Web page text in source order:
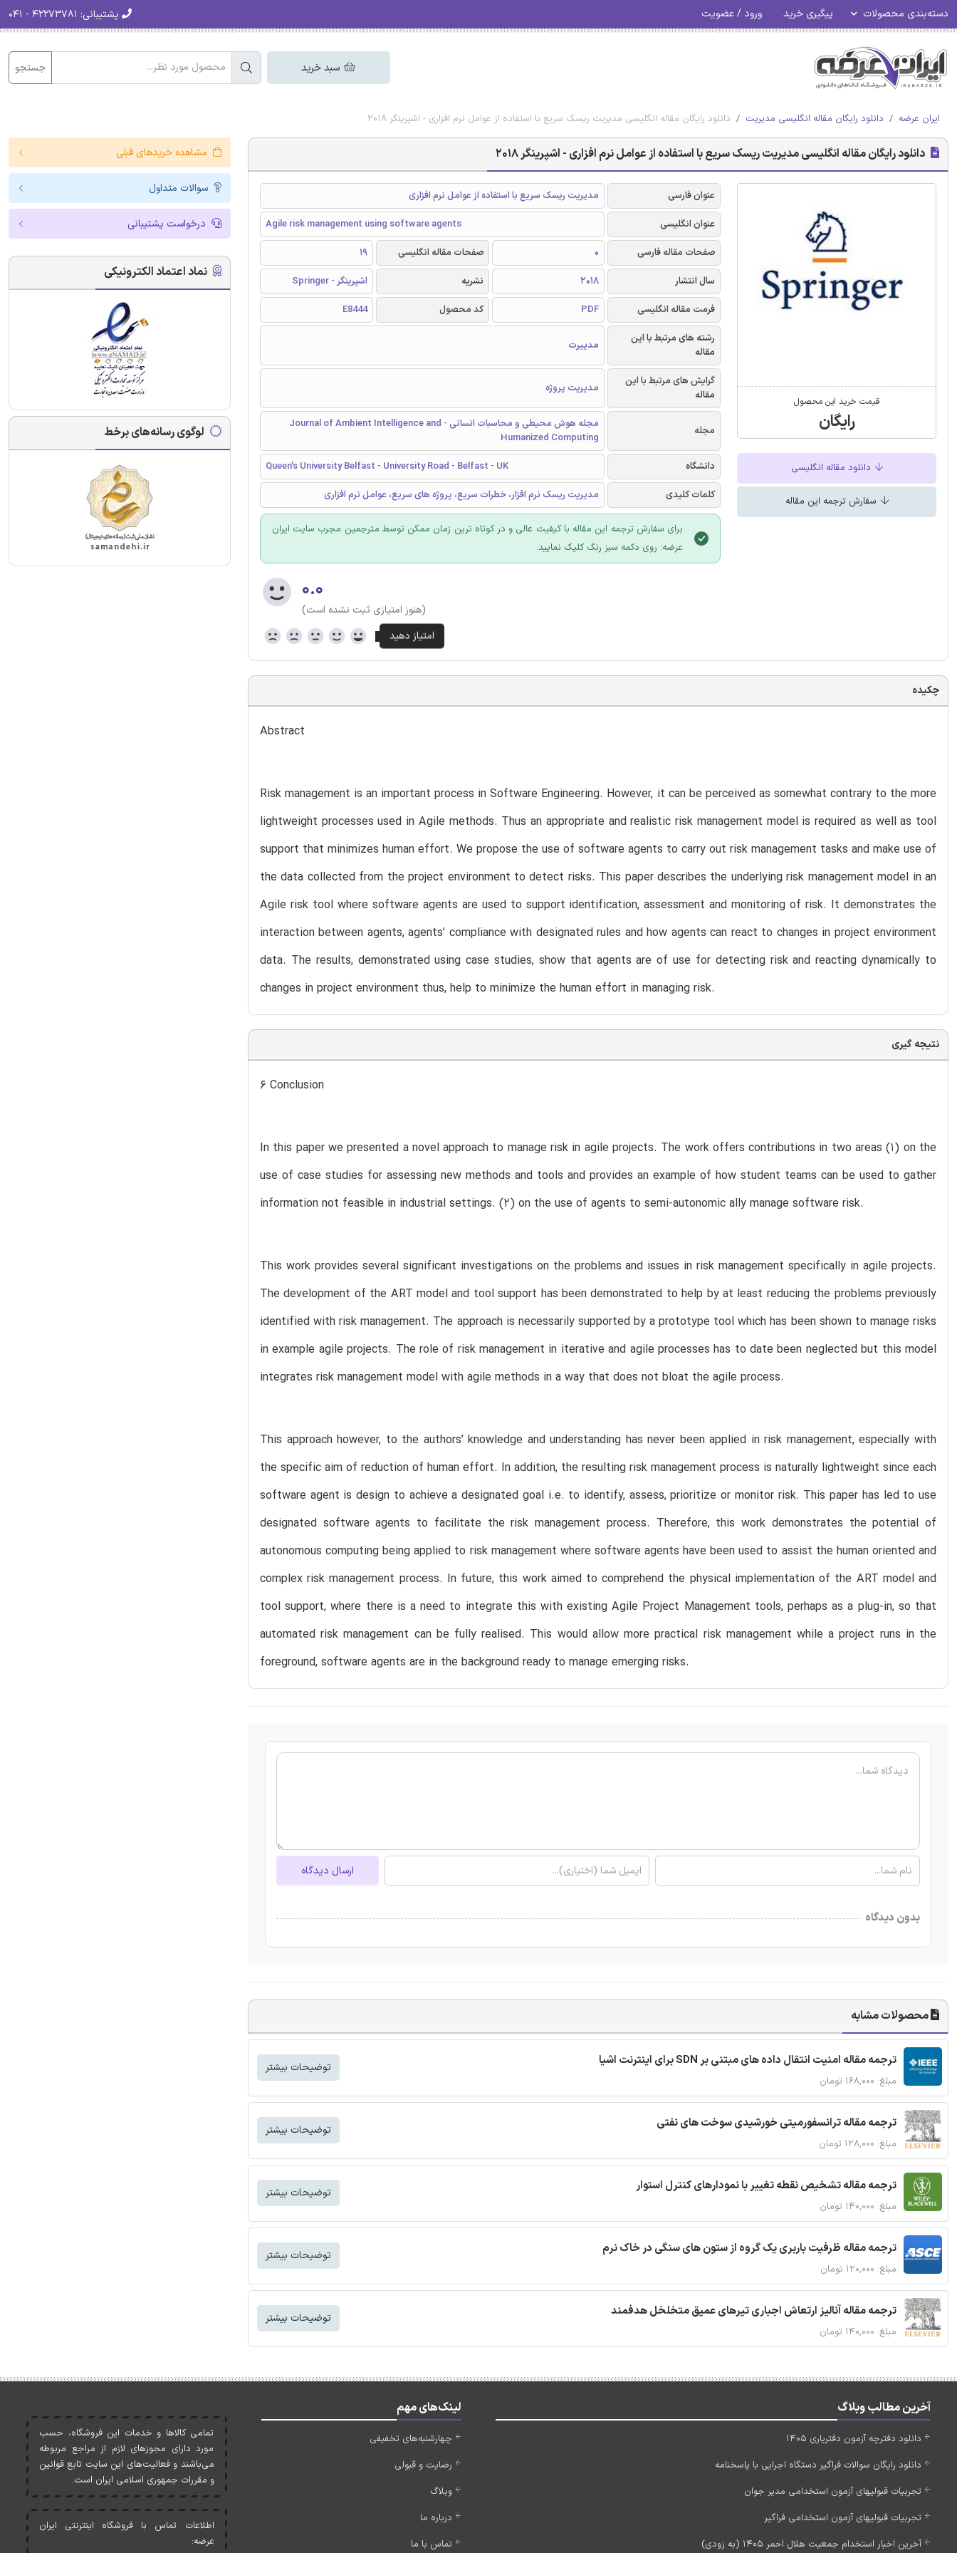
دسته‌بندی محصولات پیگیری خرید ورود / عضویت پشتیبانی:
سبد خرید جستجو
ایران عرضه دانلود رایگان مقاله انگلیسی مدیریت دانلود رایگان مقاله انگلیسی مدیریت ریسک سریع با استفاده از عوامل نرم افزاری - اشپرینگر 2018
دانلود رایگان مقاله انگلیسی مدیریت ریسک سریع با استفاده از عوامل نرم افزاری - اشپرینگر 2018
قیمت خرید این محصول
رایگان
دانلود مقاله انگلیسی
سفارش ترجمه این مقاله
عنوان فارسی
مدیریت ریسک سریع با استفاده از عوامل نرم افزاری
عنوان انگلیسی
Agile risk management using software agents
صفحات مقاله فارسی
0 صفحات مقاله انگلیسی
19
سال انتشار
2018 نشریه
اشپرینگر - Springer
فرمت مقاله انگلیسی
PDF کد محصول
E8444
رشته های مرتبط با این
مقاله
مدییرت
گرایش های مرتبط با این
مقاله
مدیریت پروژه
مجله
مجله هوش محیطی و محاسبات انسانی - Journal of Ambient Intelligence and
Humanized Computing
دانشگاه
Queen’s University Belfast - University Road - Belfast - UK
کلمات کلیدی
مدیریت ریسک نرم افزار، خطرات سریع، پروژه های سریع، عوامل نرم افزاری
برای سفارش ترجمه این مقاله با کیفیت عالی و در کوتاه ترین زمان ممکن توسط مترجمین مجرب سایت ایران
عرضه؛ روی دکمه سبز رنگ کلیک نمایید.
۰.۰
(هنوز امتیازی ثبت نشده است)
چکیده
Abstract
Risk management is an important process in Software Engineering. However, it can be perceived as somewhat contrary to the more
lightweight processes used in Agile methods. Thus an appropriate and realistic risk management model is required as well as tool
support that minimizes human effort. We propose the use of software agents to carry out risk management tasks and make use of
the data collected from the project environment to detect risks. This paper describes the underlying risk management model in an
Agile risk tool where software agents are used to support identification, assessment and monitoring of risk. It demonstrates the
interaction between agents, agents’ compliance with designated rules and how agents can react to changes in project environment
data. The results, demonstrated using case studies, show that agents are of use for detecting risk and reacting dynamically to
changes in project environment thus, help to minimize the human effort in managing risk.
نتیجه گیری
6 Conclusion
In this paper we presented a novel approach to manage risk in agile projects. The work offers contributions in two areas (1) on the
use of case studies for assessing new methods and tools and provides an example of how student teams can be used to gather
information not feasible in industrial settings. (2) on the use of agents to semi-autonomic ally manage software risk.
This work provides several significant investigations on the problems and issues in risk management specifically in agile projects.
The development of the ART model and tool support has been demonstrated to help by at least reducing the problems previously
identified with risk management. The approach is necessarily supported by a prototype tool which has been shown to manage risks
in example agile projects. The role of risk management in iterative and agile processes has to date been neglected but this model
integrates risk management model with agile methods in a way that does not bloat the agile process.
This approach however, to the authors’ knowledge and understanding has never been applied in risk management, especially with
the specific aim of reduction of human effort. In addition, the resulting risk management process is naturally lightweight since each
software agent is design to achieve a designated goal i.e. to identify, assess, prioritize or monitor risk. This paper has led to use
designated software agents to facilitate the risk management process. Therefore, this work demonstrates the potential of
autonomous computing being applied to risk management where software agents have been used to assist the human oriented and
complex risk management process. In future, this work aimed to comprehend the physical implementation of the ART model and
tool support, where there is a need to integrate this with existing Agile Project Management tools, perhaps as a plug-in, so that
automated risk management can be fully realised. This would allow more practical risk management while a project runs in the
foreground, software agents are in the background ready to manage emerging risks.
ارسال دیدگاه
بدون دیدگاه
محصولات مشابه
ترجمه مقاله امنیت انتقال داده های مبتنی بر SDN برای اینترنت اشیا
مبلغ: ۱۶۸,۰۰۰ تومان
توضیحات بیشتر
ترجمه مقاله ترانسفورمیتی خورشیدی سوخت های نفتی
مبلغ: ۱۲۸,۰۰۰ تومان
توضیحات بیشتر
ترجمه مقاله تشخیص نقطه تغییر با نمودارهای کنترل استوار
مبلغ: ۱۴۰,۰۰۰ تومان
توضیحات بیشتر
ترجمه مقاله ظرفیت باربری یک گروه از ستون های سنگی در خاک نرم
مبلغ: ۱۲۰,۰۰۰ تومان
توضیحات بیشتر
ترجمه مقاله آنالیز ارتعاش اجباری تیرهای عمیق متخلخل هدفمند
مبلغ: ۱۴۰,۰۰۰ تومان
توضیحات بیشتر
مشاهده خریدهای قبلی
سوالات متداول
درخواست پشتیبانی
نماد اعتماد الکترونیکی
لوگوی رسانه‌های برخط
آخرین مطالب وبلاگ
دانلود دفترچه آزمون دفتریاری 1405
دانلود رایگان سوالات فراگیر دستگاه اجرایی با پاسخنامه
تجربیات قبولیهای آزمون استخدامی مدیر جوان
تجربیات قبولیهای آزمون استخدامی فراگیر
آخرین اخبار استخدام جمعیت هلال احمر 1405 (به زودی)
لینک‌های مهم
چهارشنبه‌های تخفیفی
رضایت و قبولی
وبلاگ
درباره ما
تماس با ما
تمامی کالاها و خدمات اين فروشگاه، حسب
مورد دارای مجوزهای لازم از مراجع مربوطه
می‌باشند و فعاليت‌های اين سايت تابع قوانين
و مقررات جمهوری اسلامی ايران است.
اطلاعات تماس با فروشگاه اینترنتی ایران
عرضه: